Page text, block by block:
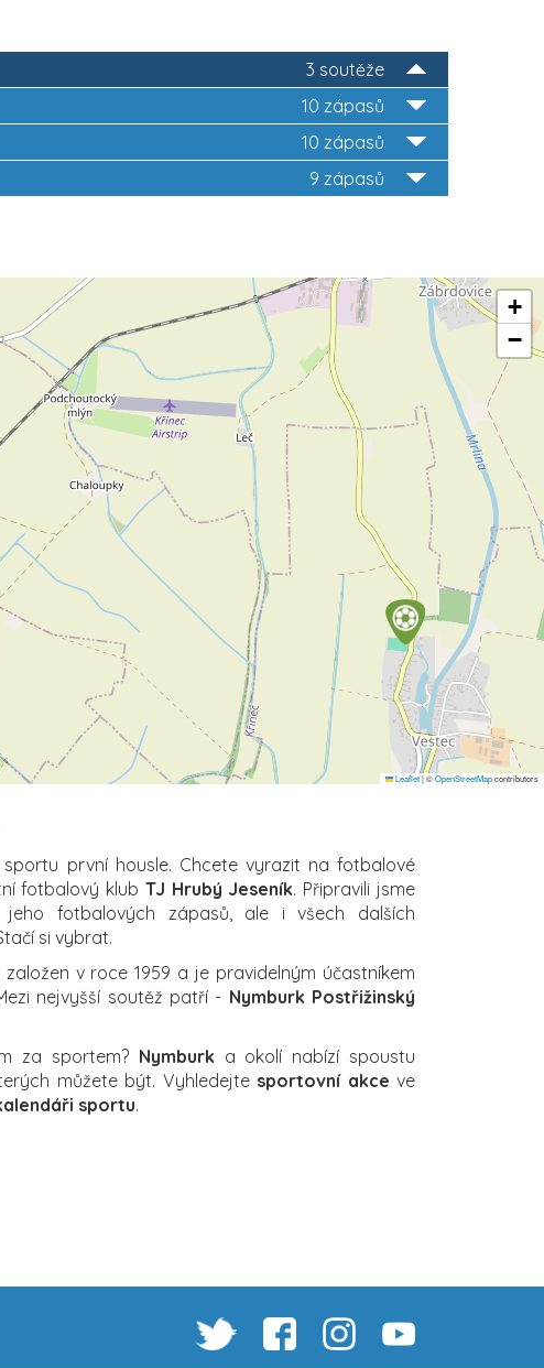
3 soutěže
10 zápasů
10 zápasů
9 zápasů
+
−
Leaflet|©OpenStreetMapcontributors
první housle. Chcete vyrazit na fotbalové
fotbalový klub TJ Hrubý Jeseník. Připravili jsme
jeho fotbalových zápasů, ale i všech dalších
si vybrat.
v roce 1959 a je pravidelným účastníkem
nejvyšší soutěž patří - Nymburk Postřižinský
za sportem? Nymburka okolí nabízí spoustu
můžete být. Vyhledejte sportovní akce ve
sportu.